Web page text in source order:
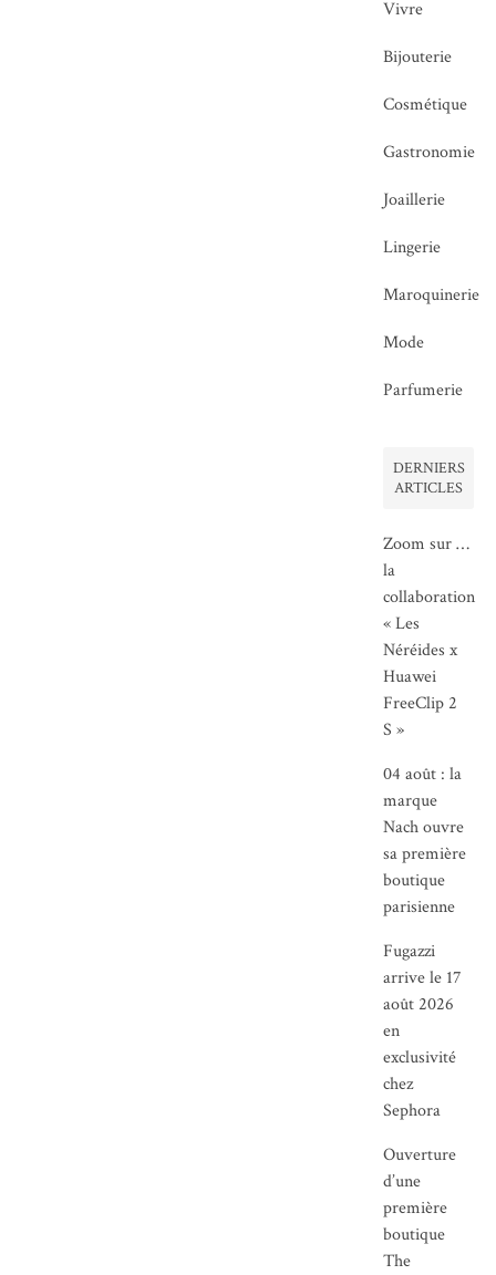
Vivre
Bijouterie
Cosmétique
Gastronomie
Joaillerie
Lingerie
Maroquinerie
Mode
Parfumerie
DERNIERS
ARTICLES
Zoom sur …
la
collaboration
« Les
Néréides x
Huawei
FreeClip 2
S »
04 août : la
marque
Nach ouvre
sa première
boutique
parisienne
Fugazzi
arrive le 17
août 2026
en
exclusivité
chez
Sephora
Ouverture
d’une
première
boutique
The